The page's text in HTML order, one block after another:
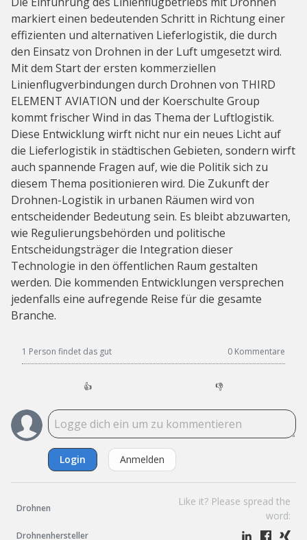
markiert einen bedeutenden Schritt in Richtung einer
effizienten und alternativen Lieferlogistik, die durch
den Einsatz von Drohnen in der Luft umgesetzt wird.
Mit dem Start der ersten kommerziellen
Linienflugverbindungen durch Drohnen von THIRD
ELEMENT AVIATION und der Koerschulte Group
kommt frischer Wind in das Thema der Luftlogistik.
Diese Entwicklung wirft nicht nur ein neues Licht auf
die Lieferlogistik in städtischen Gebieten, sondern wirft
auch spannende Fragen auf, wie die Politik sich zu
diesem Thema positionieren wird. Die Zukunft der
Drohnen-Logistik in urbanen Räumen wird von
entscheidender Bedeutung sein. Es bleibt abzuwarten,
wie Regulierungsbehörden und politische
Entscheidungsträger die Integration dieser
Technologie in den öffentlichen Raum gestalten
werden. Die kommenden Entwicklungen versprechen
jedenfalls eine aufregende Reise für die gesamte
Branche.
1 Person findet das gut 0 Kommentare
👍 👎
Login Anmelden
Drohnen
Drohnenhersteller
Like it? Please spread the
word: